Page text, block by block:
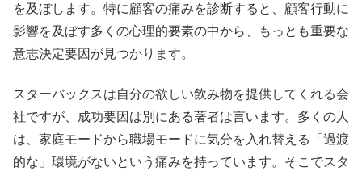
を及ぼします。特に顧客の痛みを診断すると、顧客行動に
影響を及ぼす多くの心理的要素の中から、もっとも重要な
意志決定要因が見つかります。
スターバックスは自分の欲しい飲み物を提供してくれる会
社ですが、成功要因は別にある著者は言います。多くの人
は、家庭モードから職場モードに気分を入れ替える「 過渡
的な」環境がないという痛みを持っています。 そこでスタ